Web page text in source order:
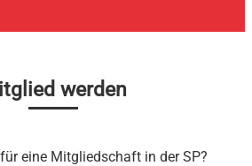
werden
eine Mitgliedschaft in der SP?